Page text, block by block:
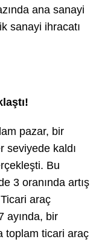
ana sanayi
sanayi ihracatı
pazar, bir
seviyede kaldı
Bu
3 oranında artış
araç
ayında, bir
toplam ticari araç